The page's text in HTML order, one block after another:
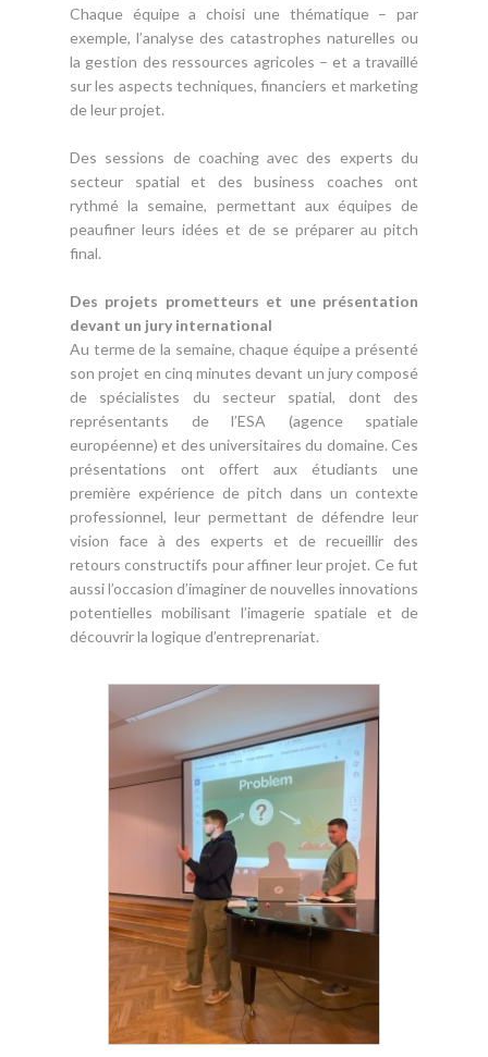
Chaque équipe a choisi une thématique – par
exemple, l’analyse des catastrophes naturelles ou
la gestion des ressources agricoles – et a travaillé
sur les aspects techniques, financiers et marketing
de leur projet.
Des sessions de coaching avec des experts du
secteur spatial et des business coaches ont
rythmé la semaine, permettant aux équipes de
peaufiner leurs idées et de se préparer au pitch
final.
Des projets prometteurs et une présentation
devant un jury international
Au terme de la semaine, chaque équipe a présenté
son projet en cinq minutes devant un jury composé
de spécialistes du secteur spatial, dont des
représentants de l’ESA (agence spatiale
européenne) et des universitaires du domaine. Ces
présentations ont offert aux étudiants une
première expérience de pitch dans un contexte
professionnel, leur permettant de défendre leur
vision face à des experts et de recueillir des
retours constructifs pour affiner leur projet. Ce fut
aussi l’occasion d’imaginer de nouvelles innovations
potentielles mobilisant l’imagerie spatiale et de
découvrir la logique d’entreprenariat.